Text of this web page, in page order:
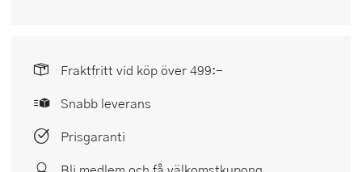
Fraktfritt vid köp över 499:-
Snabb leverans
Prisgaranti